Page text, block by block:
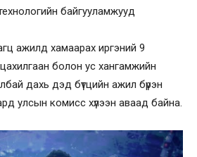
байгууламжууд
ажилд хамаарах иргэний 9
болон ус хангамжийн
дахь дэд бүтцийн ажил бүрэн
улсын комисс хүлээн аваад байна.